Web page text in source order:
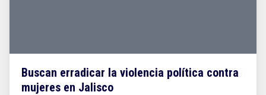
Buscan erradicar la violencia política contra
mujeres en Jalisco